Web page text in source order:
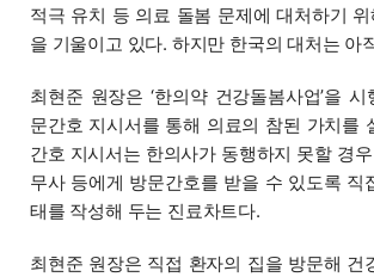
적극 유치 등 의료 돌봄 문제에 대처하기
을 기울이고 있다. 하지만 한국의 대처는 아
최현준 원장은 ‘한의약 건강돌봄사업’을
문간호 지시서를 통해 의료의 참된 가치를
간호 지시서는 한의사가 동행하지 못할 경
무사 등에게 방문간호를 받을 수 있도록 직
태를 작성해 두는 진료차트다.
최현준 원장은 직접 환자의 집을 방문해 건